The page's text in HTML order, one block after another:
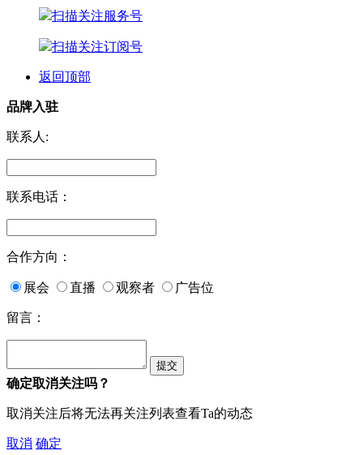
扫描关注服务号
扫描关注订阅号
返回顶部
品牌入驻
联系人:
联系电话：
合作方向：
展会 直播 观察者 广告位
留言：
确定取消关注吗？
取消关注后将无法再关注列表查看Ta的动态
取消 确定